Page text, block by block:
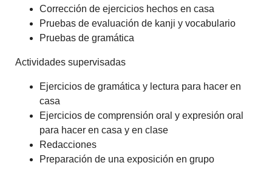
Corrección de ejercicios hechos en casa
Pruebas de evaluación de kanji y vocabulario
Pruebas de gramática
Actividades supervisadas
Ejercicios de gramática y lectura para hacer en
casa
Ejercicios de comprensión oral y expresión oral
para hacer en casa y en clase
Redacciones
Preparación de una exposición en grupo